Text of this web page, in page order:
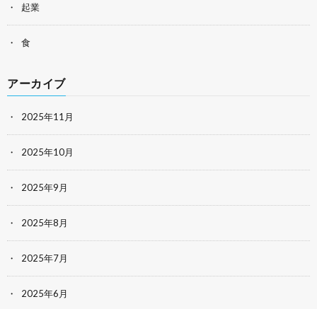
起業
食
アーカイブ
2025年11月
2025年10月
2025年9月
2025年8月
2025年7月
2025年6月